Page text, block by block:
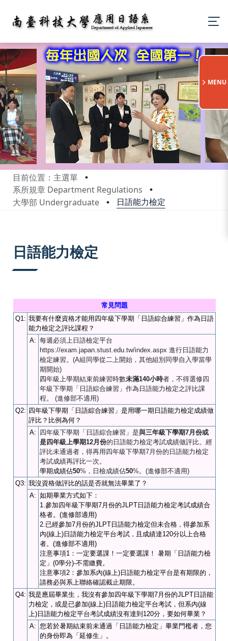
目前位置：主選單
系所規章 Department Regulations
大學部 Undergraduate
日語能力檢定
:::
MENU
日語能力檢定
常見問題
Q1: 我要有什麼資格才能用四年級下學期「日語綜合練習」作為日語
能力檢定之評比課程？
A: 每週必須上日語檢定平台
https://exam.japan.stust.edu.tw/index.aspx 進行日語能力
檢定練習。(A組同學從二上開始，其他組別同學自入學當學
期開始)
四年級上學期結束前練習時數未滿140小時者， 不得選修四
年級下學期「日語綜合練習」作為日語能力檢定之評比課
程。 (進修部不適用)
Q2: 四年級下學期「日語綜合練習」是用哪一期日語能力檢定成績做
評比？比例為何？
A: 四年級下學期「日語綜合練習」是與三年級下學期7月份或
是 四年級上學期12月份的日語能力檢定考試成績做評比。經
評比未通過者，得再用四年級下學期7月份的日語能力檢定
考試成績再評比一次。
學期成績佔50%，日檢成績佔50%。(進修部不適用)
Q3: 我沒資格做評比的話是否就無法畢業了？
A: 如期畢業方式如下：
1.參加四年級下學期7月份的JLPT日語能力檢定考試成績合
格者。(進修部適用)
2.已經參加7月份的JLPT日語能力檢定但未合格 ， 得參加系
內(線上)日語能力檢定平台考試 ， 且成績達120分以上合格
者。(進修部不適用)
注意事項1：一定要選課！一定要選課！ 暑期「日語能力檢
定」(0學分)-不需繳費。
注意事項2：參加系內(線上)日語能力檢定平台是有期限的，
請務必與系上聯絡確認截止期限。
Q4: 我是應屆畢業生，我沒有參加四年級下學期7月份的JLPT日語能
力檢定，或是已參加(線上)日語能力檢定平台考試，但系內(線
上)日語能力檢定平台考試成績沒有達到120分， 要如何畢業？
A: 您若於暑期結束前未通過「日語能力檢定」畢業門檻者，您
的身份即為「延修生」。